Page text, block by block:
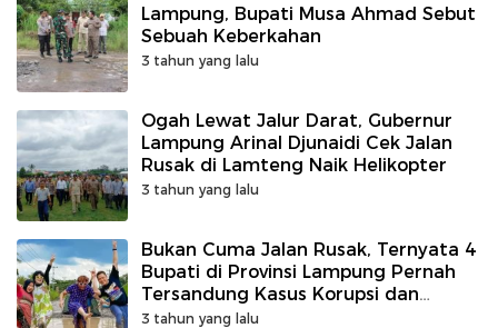
Lampung, Bupati Musa Ahmad Sebut
Sebuah Keberkahan
3 tahun yang lalu
Ogah Lewat Jalur Darat, Gubernur
Lampung Arinal Djunaidi Cek Jalan
Rusak di Lamteng Naik Helikopter
3 tahun yang lalu
Bukan Cuma Jalan Rusak, Ternyata 4
Bupati di Provinsi Lampung Pernah
Tersandung Kasus Korupsi dan
Ditahan KPK
3 tahun yang lalu